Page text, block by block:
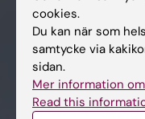
cookies.
Du kan när som
samtycke via
sidan.
Mer information
Read this